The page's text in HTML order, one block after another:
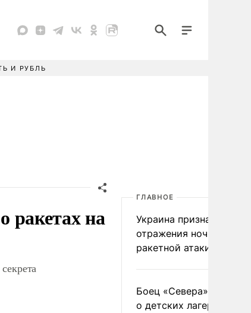
И РУБЛЬ
ракетах на
ГЛАВНОЕ
Украина признала
отражения ночной
ракетной атаки
Боец «Севера»
о детских лагерях